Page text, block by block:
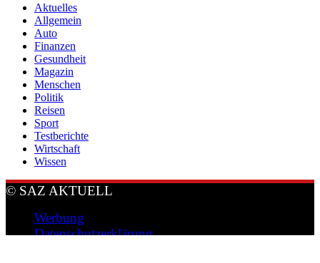
Aktuelles
Allgemein
Auto
Finanzen
Gesundheit
Magazin
Menschen
Politik
Reisen
Sport
Testberichte
Wirtschaft
Wissen
© SAZ AKTUELL
Werbung
Datenschutzerklärung